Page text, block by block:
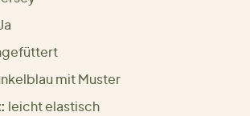
Ja
mit Muster
leicht elastisch